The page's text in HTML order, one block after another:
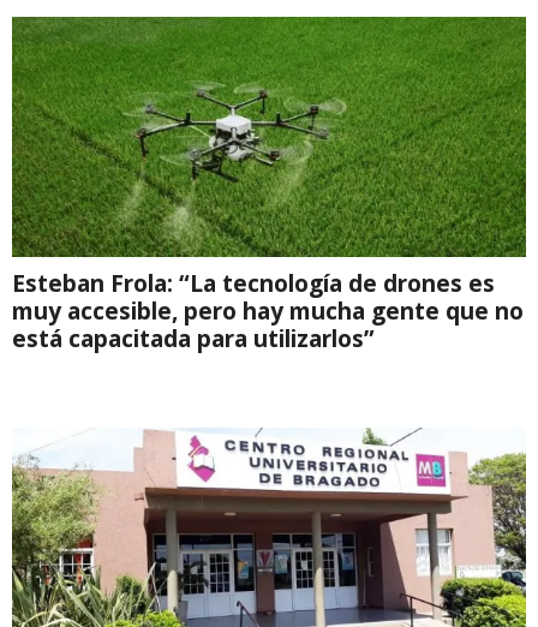
Esteban Frola: “La tecnología de drones es
muy accesible, pero hay mucha gente que no
está capacitada para utilizarlos”